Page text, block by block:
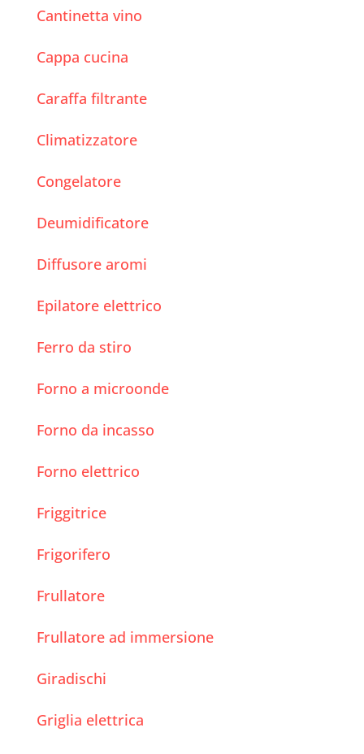
Cantinetta vino
Cappa cucina
Caraffa filtrante
Climatizzatore
Congelatore
Deumidificatore
Diffusore aromi
Epilatore elettrico
Ferro da stiro
Forno a microonde
Forno da incasso
Forno elettrico
Friggitrice
Frigorifero
Frullatore
Frullatore ad immersione
Giradischi
Griglia elettrica